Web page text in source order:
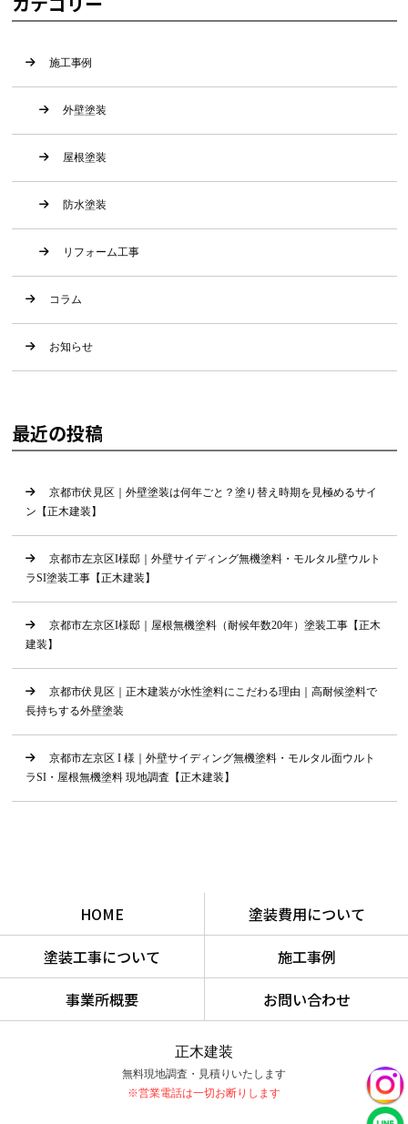
施工事例
外壁塗装
屋根塗装
防水塗装
リフォーム工事
コラム
お知らせ
最近の投稿
京都市伏見区｜外壁塗装は何年ごと？塗り替え時期を見極めるサイ
ン【正木建装】
京都市左京区I様邸｜外壁サイディング無機塗料・モルタル壁ウルト
ラSI塗装工事【正木建装】
京都市左京区I様邸｜屋根無機塗料（耐候年数20年）塗装工事【正木
建装】
京都市伏見区｜正木建装が水性塗料にこだわる理由｜高耐候塗料で
長持ちする外壁塗装
京都市左京区 I 様｜外壁サイディング無機塗料・モルタル面ウルト
ラSI・屋根無機塗料 現地調査【正木建装】
HOME
塗装費用について
塗装工事について
施工事例
事業所概要
お問い合わせ
正木建装
無料現地調査・見積りいたします
※営業電話は一切お断りします